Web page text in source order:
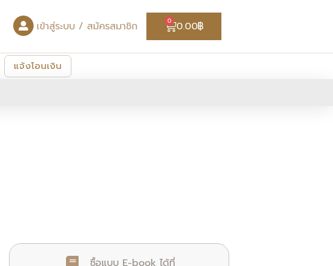
เข้าสู่ระบบ / สมัครสมาชิก 0.00฿
0
Cart
แจ้งโอนเงิน
ซื้อแบบ E-book ได้ที่